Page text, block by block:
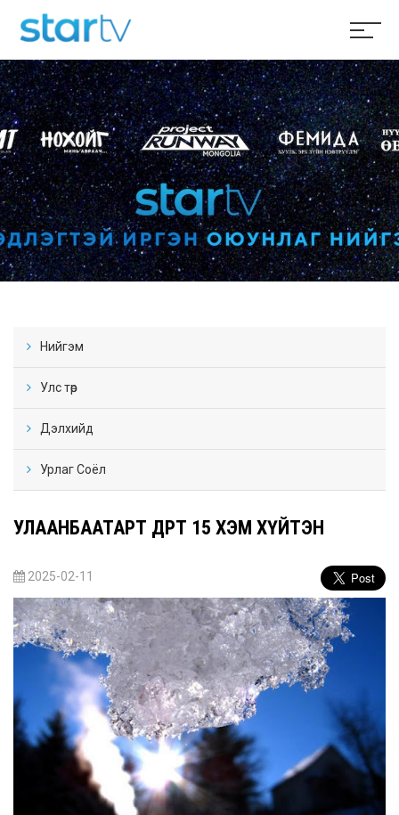
Нийгэм
Улс төр
Дэлхийд
Урлаг Соёл
УЛААНБААТАРТ ӨДӨРТӨӨ 15 ХЭМ ХҮЙТЭН
2025-02-11